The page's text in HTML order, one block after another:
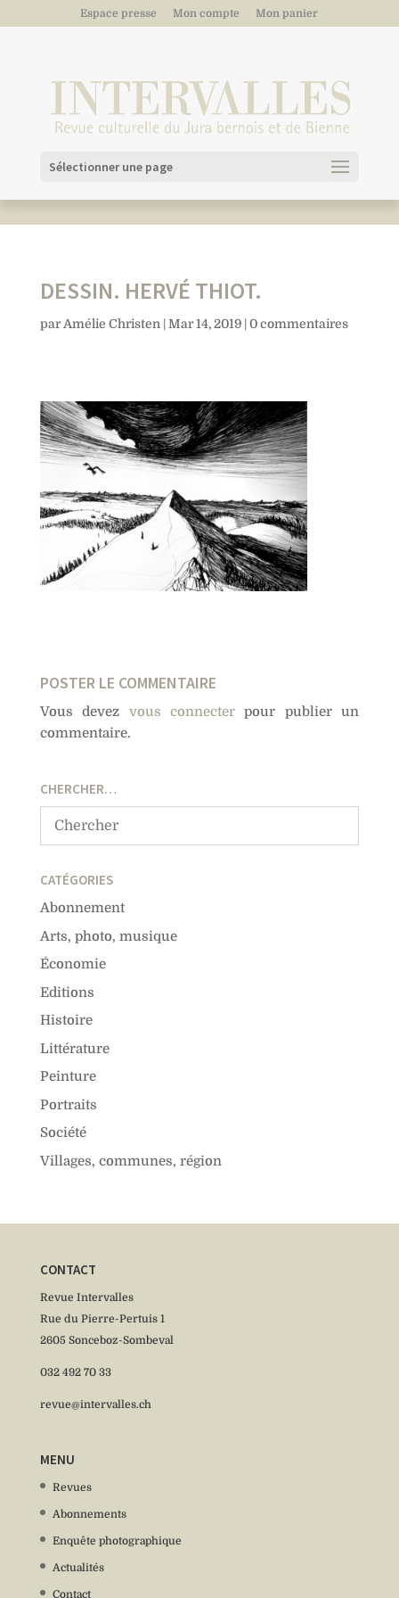
Espace presse Mon compte Mon panier
Sélectionner une page
DESSIN. HERVÉ THIOT.
parAmélie Christen | Mar 14, 2019| 0 commentaires
POSTER LE COMMENTAIRE
Vous devez vous connecter pour publier un
commentaire.
CHERCHER…
CATÉGORIES
Abonnement
Arts, photo, musique
Économie
Editions
Histoire
Littérature
Peinture
Portraits
Société
Villages, communes, région
CONTACT
Revue Intervalles
Rue du Pierre-Pertuis 1
2605 Sonceboz-Sombeval
032 492 70 33
revue@intervalles.ch
MENU
Revues
Abonnements
Enquête photographique
Actualités
Contact